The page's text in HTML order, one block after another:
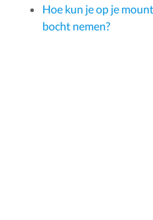
Hoe kun je op je
bocht nemen?